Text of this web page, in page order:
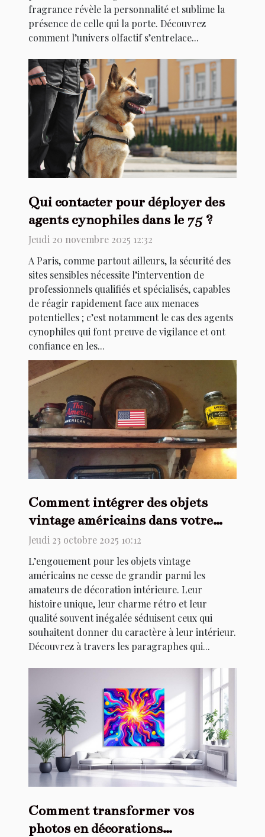
fragrance révèle la personnalité et sublime la
présence de celle qui la porte. Découvrez
comment l’univers olfactif s’entrelace...
Qui contacter pour déployer des
agents cynophiles dans le 75 ?
Jeudi 20 novembre 2025 12:32
A Paris, comme partout ailleurs, la sécurité des
sites sensibles nécessite l’intervention de
professionnels qualifiés et spécialisés, capables
de réagir rapidement face aux menaces
potentielles ; c’est notamment le cas des agents
cynophiles qui font preuve de vigilance et ont
confiance en les...
Comment intégrer des objets
vintage américains dans votre
décoration intérieure ?
Jeudi 23 octobre 2025 10:12
L’engouement pour les objets vintage
américains ne cesse de grandir parmi les
amateurs de décoration intérieure. Leur
histoire unique, leur charme rétro et leur
qualité souvent inégalée séduisent ceux qui
souhaitent donner du caractère à leur intérieur.
Découvrez à travers les paragraphes qui...
Comment transformer vos
photos en décorations